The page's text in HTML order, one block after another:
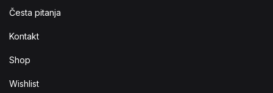
Česta pitanja
Kontakt
Shop
Wishlist